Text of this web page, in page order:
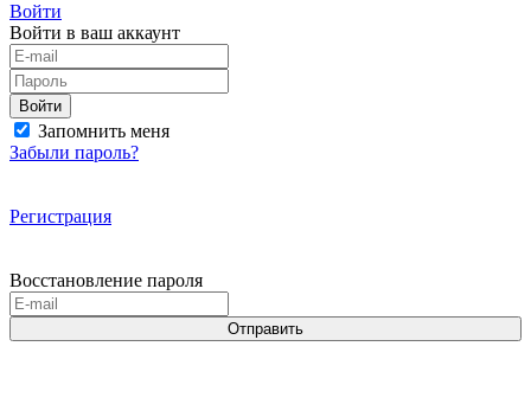
Войти
Войти в ваш аккаунт
Войти
Запомнить меня
Забыли пароль?
Регистрация
Восстановление пароля
Отправить